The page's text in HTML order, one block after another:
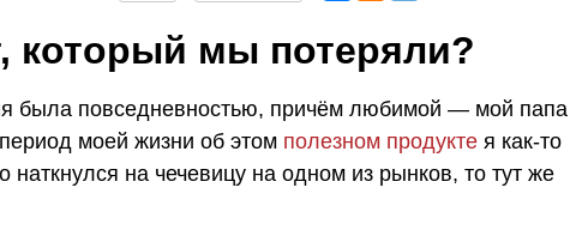
который мы потеряли?
была повседневностью, причём любимой — мой папа
моей жизни об этом полезном продукте я как-то
наткнулся на чечевицу на одном из рынков, то тут же